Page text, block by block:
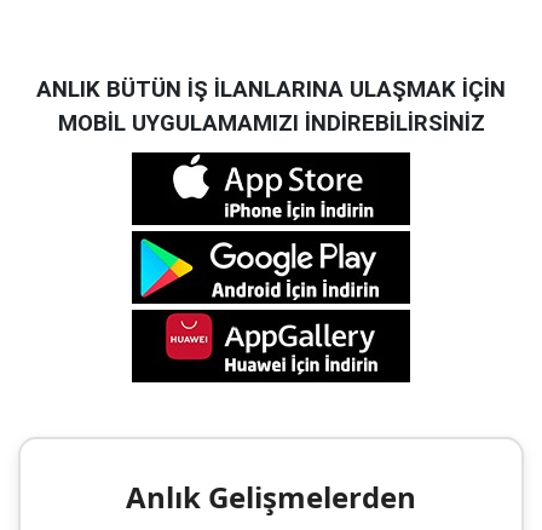
ANLIK BÜTÜN İŞ İLANLARINA ULAŞMAK İÇİN
MOBİL UYGULAMAMIZI İNDİREBİLİRSİNİZ
Anlık Gelişmelerden